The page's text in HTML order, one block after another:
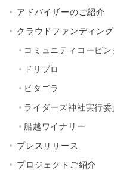
アドバイザーのご紹介
クラウドファンディン
コミュニティコーピン
ドリプロ
ピタゴラ
ライダーズ神社実行委
船越ワイナリー
プレスリリース
プロジェクトご紹介